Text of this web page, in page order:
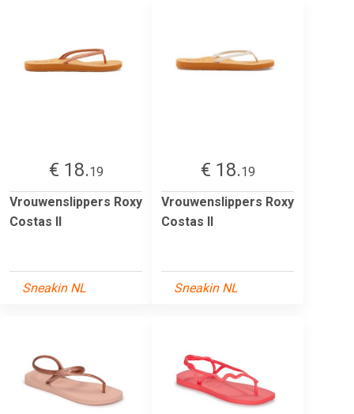
€ 18.19
Vrouwenslippers Roxy
Costas II
Sneakin NL
€ 18.19
Vrouwenslippers Roxy
Costas II
Sneakin NL